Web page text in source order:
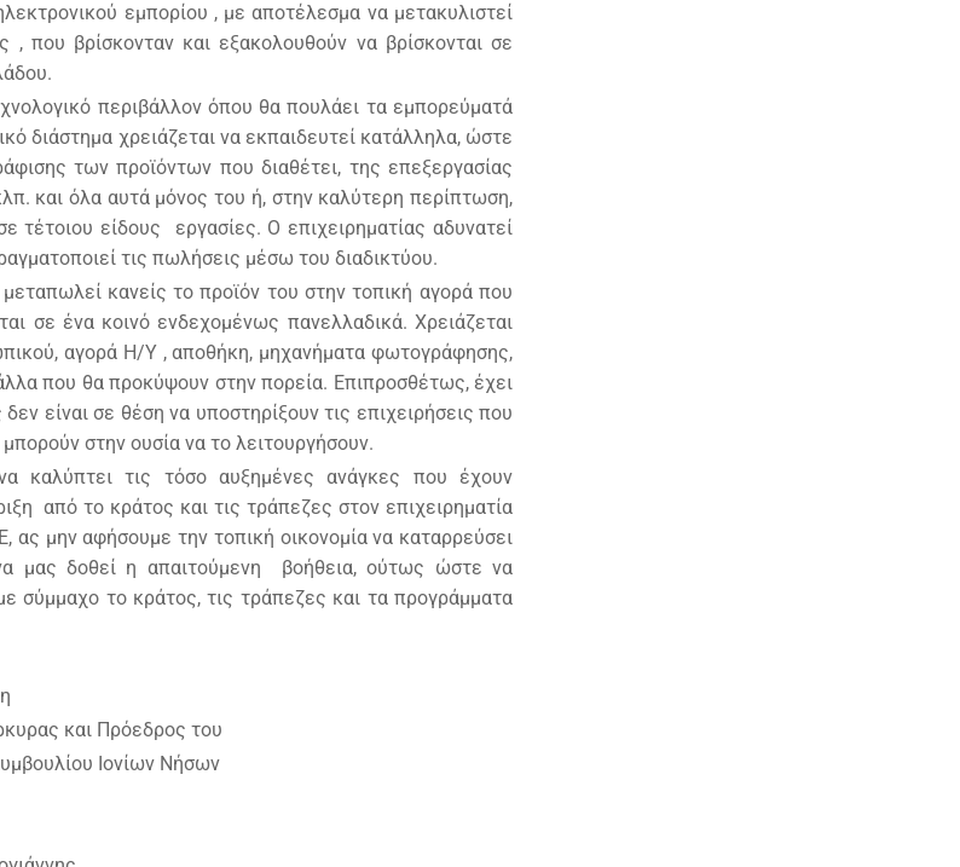
εμπορίου , με αποτέλεσμα να μετακυλιστεί
, που βρίσκονταν και εξακολουθούν να βρίσκονται σε
περιβάλλον όπου θα πουλάει τα εμπορεύματά
διάστημα χρειάζεται να εκπαιδευτεί κατάλληλα, ώστε
των προϊόντων που διαθέτει, της επεξεργασίας
και όλα αυτά μόνος του ή, στην καλύτερη περίπτωση,
είδους εργασίες. Ο επιχειρηματίας αδυνατεί
τις πωλήσεις μέσω του διαδικτύου.
κανείς το προϊόν του στην τοπική αγορά που
σε ένα κοινό ενδεχομένως πανελλαδικά. Χρειάζεται
αγορά Η/Υ , αποθήκη, μηχανήματα φωτογράφησης,
που θα προκύψουν στην πορεία. Επιπροσθέτως, έχει
είναι σε θέση να υποστηρίξουν τις επιχειρήσεις που
στην ουσία να το λειτουργήσουν.
καλύπτει τις τόσο αυξημένες ανάγκες που έχουν
από το κράτος και τις τράπεζες στον επιχειρηματία
μην αφήσουμε την τοπική οικονομία να καταρρεύσει
μας δοθεί η απαιτούμενη βοήθεια, ούτως ώστε να
σύμμαχο το κράτος, τις τράπεζες και τα προγράμματα
και Πρόεδρος του
Ιονίων Νήσων